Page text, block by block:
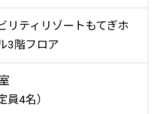
リティリゾートもてぎホ
3階フロア
員4名）